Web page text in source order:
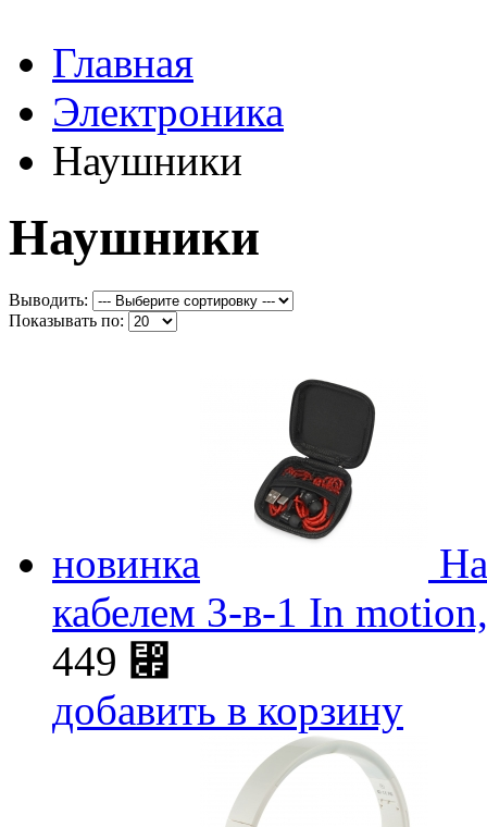
Главная
Электроника
Наушники
Наушники
Выводить:
Показывать по:
новинка
кабелем 3-в-1 In
449 ⃏
добавить в корзину